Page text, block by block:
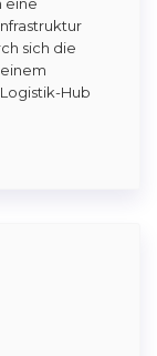
sich die
Hub